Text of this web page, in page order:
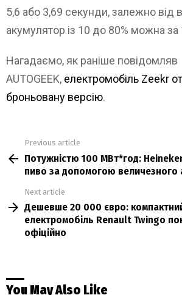
5,6 або 3,69 секунди, залежно від
акумулятор із 10 до 80% можна
Нагадаємо, як раніше повідомляв
AUTOGEEK, електромобіль Zeekr
броньовану версію.
more
Previous article
Потужністю 100 МВт*год:
пиво за допомогою величезного
Next article
Дешевше 20 000 євро:
електромобіль Renault Twingo
офіційно
You May Also Like